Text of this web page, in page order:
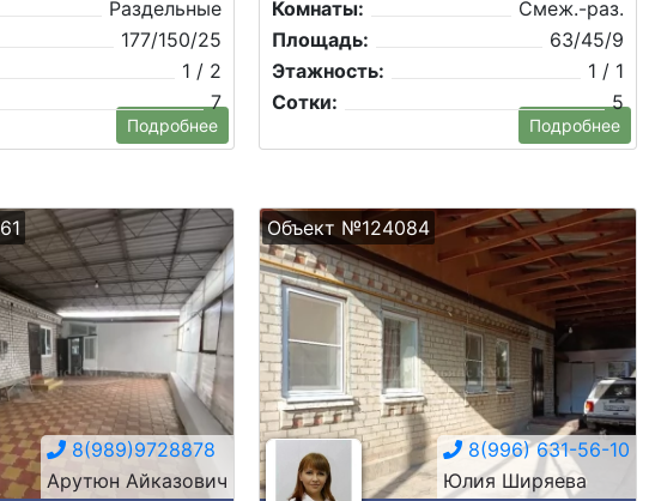
Раздельные
177/150/25
1 / 2
7
Подробнее
Комнаты:
Смеж.-раз.
Площадь:
63/45/9
Этажность:
1 / 1
Сотки:
5
Подробнее
8(989)9728878
Арутюн Айказович
Объект №124084
8(996) 631-56-10
Юлия Ширяева